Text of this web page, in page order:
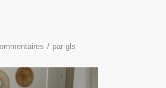
/ par gls